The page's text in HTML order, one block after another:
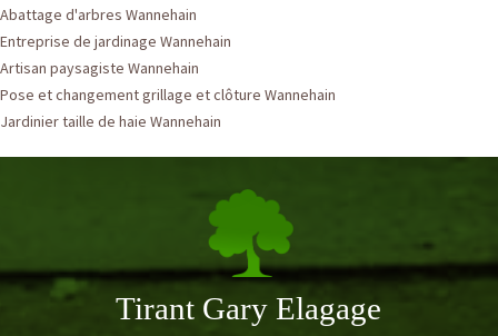
Abattage d'arbres Wannehain
Entreprise de jardinage Wannehain
Artisan paysagiste Wannehain
Pose et changement grillage et clôture Wannehain
Jardinier taille de haie Wannehain
Tirant Gary Elagage